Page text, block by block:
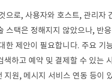
으로, 사용자와 호스트, 관리자
스택은 정해지지 않았으나, 반응
한 제안이 필요합니다. 주요 기
하고 예약 및 결제할 수 있는 시
지원, 메시지 서비스 연동 등이